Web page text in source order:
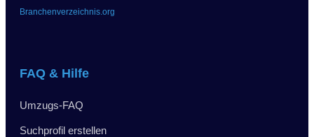
Branchenverzeichnis.org
FAQ & Hilfe
Umzugs-FAQ
Suchprofil erstellen